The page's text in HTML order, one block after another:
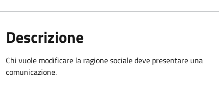
Descrizione
Chi vuole modificare la ragione sociale deve presentare una
comunicazione.